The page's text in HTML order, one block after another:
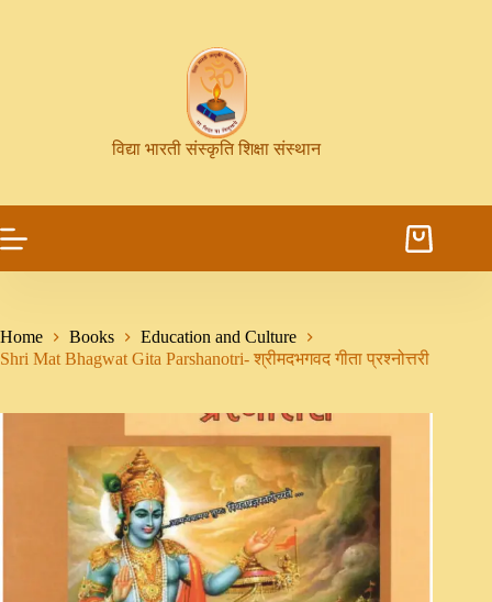
विद्या भारती संस्कृति शिक्षा संस्थान
Home Books
Education and Culture
Shri Mat Bhagwat Gita Parshanotri- श्रीमदभगवद गीता प्रश्नोत्तरी